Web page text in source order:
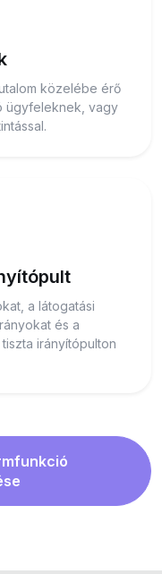
közelébe érő
ügyfeleknek, vagy
a látogatási
és a
irányítópulton